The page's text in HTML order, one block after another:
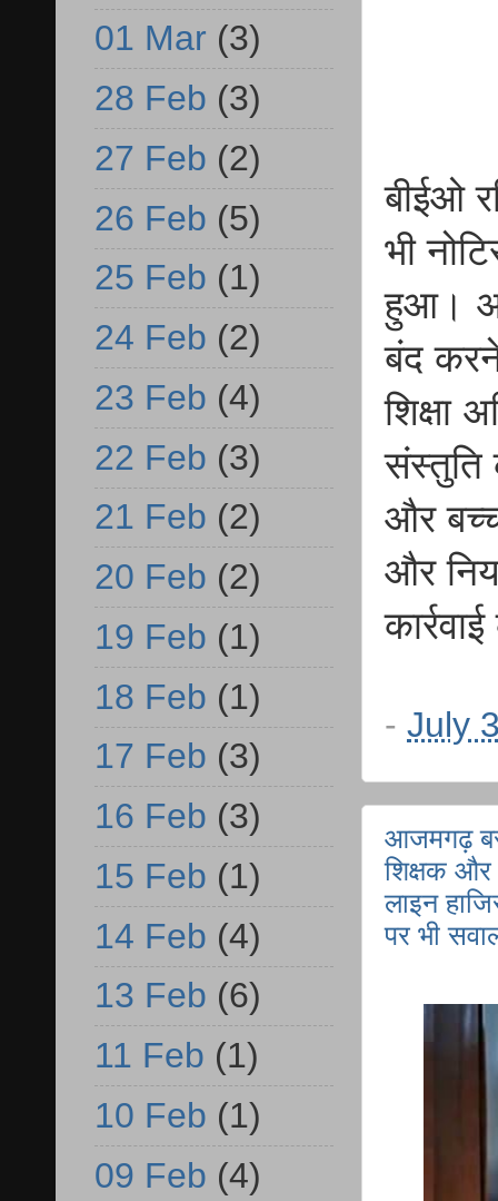
बीईओ
भी
हुआ।
बंद
शिक्षा
संस्तुति
और
और
- July
आजमगढ़
शिक्षक और
लाइन
पर भी
01 Mar (3)
28 Feb (3)
27 Feb (2)
26 Feb (5)
25 Feb (1)
24 Feb (2)
23 Feb (4)
22 Feb (3)
21 Feb (2)
20 Feb (2)
19 Feb (1)
18 Feb (1)
17 Feb (3)
16 Feb (3)
15 Feb (1)
14 Feb (4)
13 Feb (6)
11 Feb (1)
10 Feb (1)
09 Feb (4)